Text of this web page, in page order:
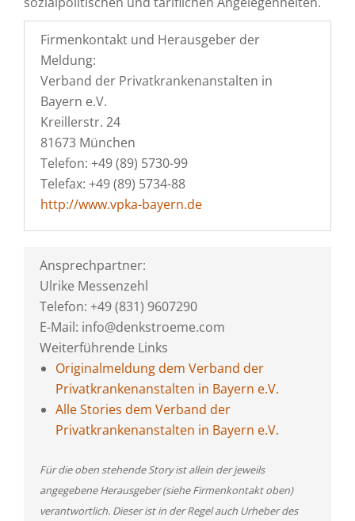
Firmenkontakt und Herausgeber der
Meldung:
Verband der Privatkrankenanstalten in
Bayern e.V.
Kreillerstr. 24
81673 München
Telefon: +49 (89) 5730-99
Telefax: +49 (89) 5734-88
http://www.vpka-bayern.de
Ansprechpartner:
Ulrike Messenzehl
Telefon: +49 (831) 9607290
E-Mail: info@denkstroeme.com
Weiterführende Links
Originalmeldung dem Verband der
Privatkrankenanstalten in Bayern e.V.
Alle Stories dem Verband der
Privatkrankenanstalten in Bayern e.V.
Für die oben stehende Story ist allein der jeweils
angegebene Herausgeber (siehe Firmenkontakt oben)
verantwortlich. Dieser ist in der Regel auch Urheber des